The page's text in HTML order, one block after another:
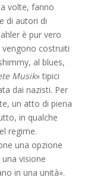
volte, fanno
di autori di
è pur vero
vengono costruiti
al blues,
Musik» tipici
dai nazisti. Per
un atto di piena
in qualche
regime.
una opzione
visione
in una unità».